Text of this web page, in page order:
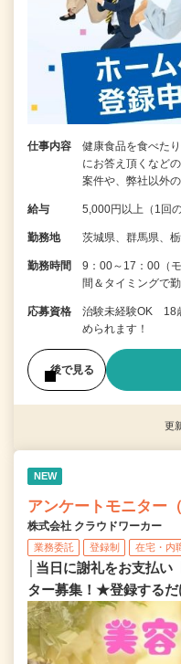
仕事内容
健康食品を食べた
にお答え頂くなど
案件や、弊社以外
給与 5,000円以上（1回
勤務地 茨城県、群馬県、
勤務時間
9：00～17：00（
間＆タイミングで
応募資格
治験未経験OK 18
められます！
後で見る
更
NEW
アンケートモニター
株式会社 クラウドワーカー
業務委託 登録制 在宅・内
│当日に謝礼をお支払
ター募集！★登録する